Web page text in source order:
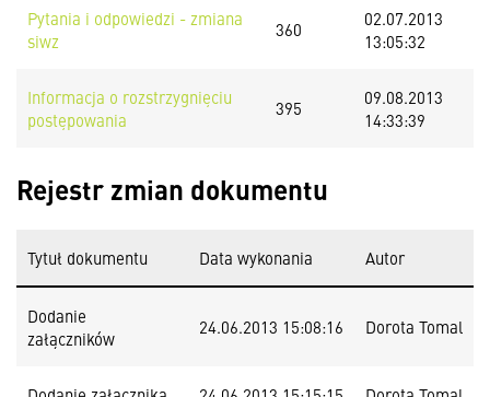
Pytania i odpowiedzi - zmiana
siwz
360
02.07.2013
13:05:32
Informacja o rozstrzygnięciu
postępowania
395
09.08.2013
14:33:39
Rejestr zmian dokumentu
Tytuł dokumentu Data wykonania Autor
Dodanie
załączników
24.06.2013 15:08:16 Dorota Tomal